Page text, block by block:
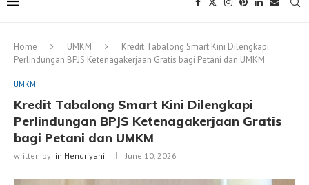
Home UMKM
Kredit Tabalong Smart Kini Dilengkapi
Perlindungan BPJS Ketenagakerjaan Gratis bagi Petani dan UMKM
UMKM
Kredit Tabalong Smart Kini Dilengkapi
Perlindungan BPJS Ketenagakerjaan Gratis
bagi Petani dan UMKM
written by Iin Hendriyani June 10, 2026